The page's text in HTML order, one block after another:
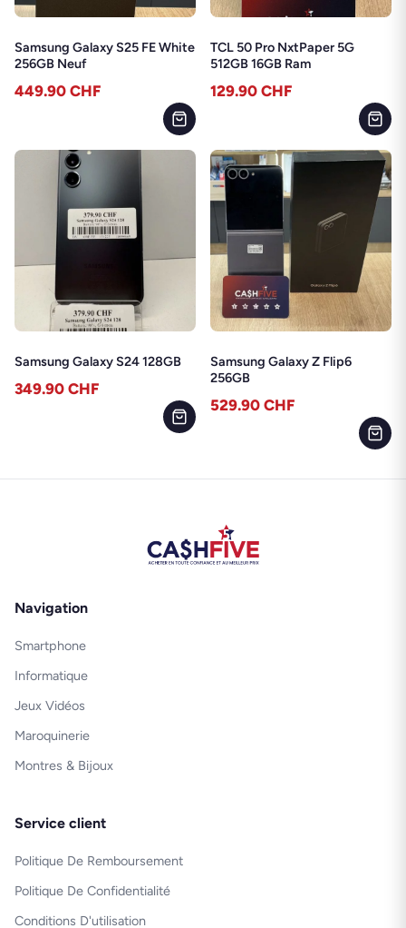
Samsung Galaxy S25 FE White
256GB Neuf
449.90 CHF
TCL 50 Pro NxtPaper 5G
512GB 16GB Ram
129.90 CHF
Samsung Galaxy S24 128GB
349.90 CHF
Samsung Galaxy Z Flip6
256GB
529.90 CHF
Navigation
Smartphone
Informatique
Jeux Vidéos
Maroquinerie
Montres & Bijoux
Service client
Politique De Remboursement
Politique De Confidentialité
Conditions D'utilisation